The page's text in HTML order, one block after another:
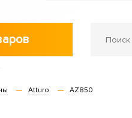
Atturo AZ850